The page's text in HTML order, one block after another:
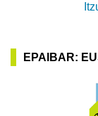
EPAIBAR: